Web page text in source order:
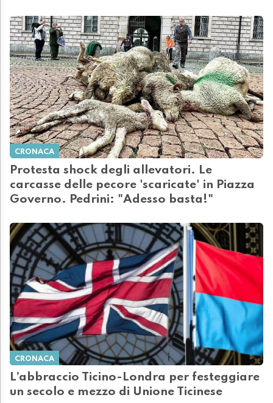
CRONACA
Protesta shock degli allevatori. Le
carcasse delle pecore 'scaricate' in Piazza
Governo. Pedrini: "Adesso basta!"
CRONACA
L’abbraccio Ticino-Londra per festeggiare
un secolo e mezzo di Unione Ticinese